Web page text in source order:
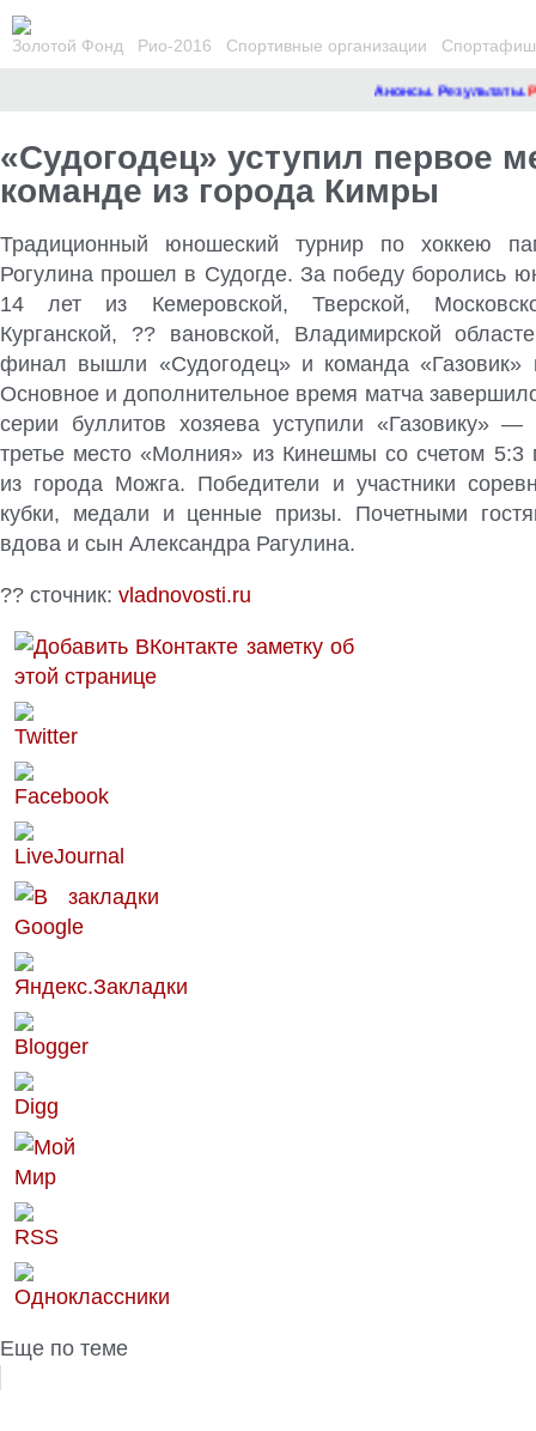
Золотой Фонд Рио-2016 Спортивные организации
Анонсы. Результаты.
«Судогодец» уступил первое
команде из города Кимры
Традиционный юношеский турнир по хоккею
Рогулина прошел в Судогде. За победу боролись
14 лет из Кемеровской, Тверской,
Курганской, ?? вановской, Владимирской
финал вышли «Судогодец» и команда «Газовик»
Основное и дополнительное время матча
серии буллитов хозяева уступили «Газовику»
третье место «Молния» из Кинешмы со счетом 5:3
из города Можга. Победители и участники
кубки, медали и ценные призы. Почетными
вдова и сын Александра Рагулина.
?? сточник: vladnovosti.ru
Еще по теме